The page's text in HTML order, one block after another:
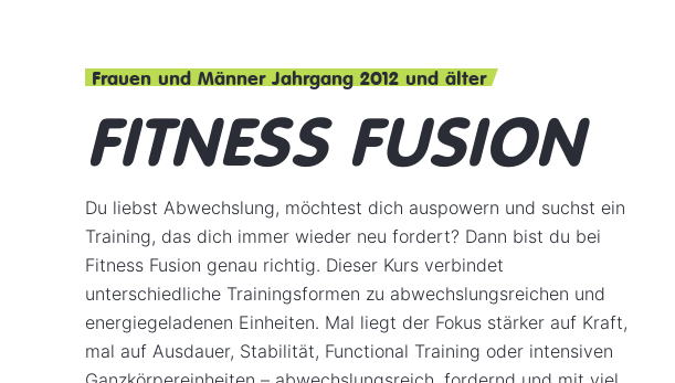
Frauen und Männer Jahrgang 2012 und älter
FITNESS FUSION
Du liebst Abwechslung, möchtest dich auspowern und suchst ein
Training, das dich immer wieder neu fordert? Dann bist du bei
Fitness Fusion genau richtig. Dieser Kurs verbindet
unterschiedliche Trainingsformen zu abwechslungsreichen und
energiegeladenen Einheiten. Mal liegt der Fokus stärker auf Kraft,
mal auf Ausdauer, Stabilität, Functional Training oder intensiven